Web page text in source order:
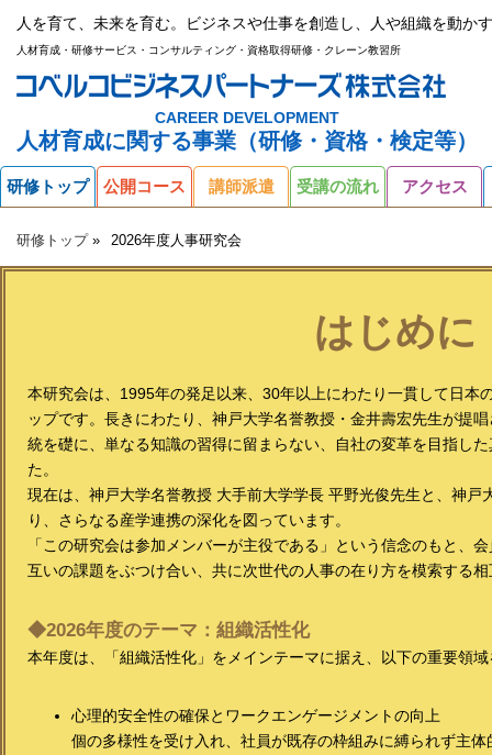
人を育て、未来を育む。ビジネスや仕事を創造し、人や組織を動か
人材育成・研修サービス・コンサルティング・資格取得研修・クレーン教習所
CAREER DEVELOPMENT
人材育成に関する事業（研修・資格・検定等）
研修トップ 公開コース 講師派遣 受講の流れ アクセス
研修トップ 2026年度人事研究会
はじめに
本研究会は、1995年の発足以来、30年以上にわたり一貫して日本
ップです。長きにわたり、神戸大学名誉教授・金井壽宏先生が提
統を礎に、単なる知識の習得に留まらない、自社の変革を目指し
た。
現在は、神戸大学名誉教授 大手前大学学長 平野光俊先生と、神戸
り、さらなる産学連携の深化を図っています。
「この研究会は参加メンバーが主役である」という信念のもと、
互いの課題をぶつけ合い、共に次世代の人事の在り方を模索する
◆2026年度のテーマ：組織活性化
本年度は、「組織活性化」をメインテーマに据え、以下の重要領
心理的安全性の確保とワークエンゲージメントの向上
個の多様性を受け入れ、社員が既存の枠組みに縛られず主